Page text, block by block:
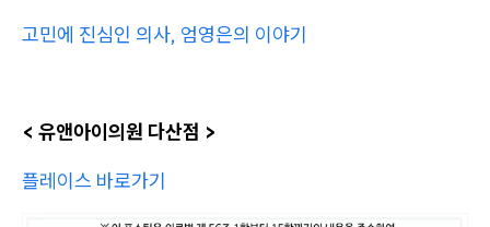
고민에 진심인 의사, 엄영은의 이야기
​< 유앤아이의원 다산점 >
플레이스 바로가기